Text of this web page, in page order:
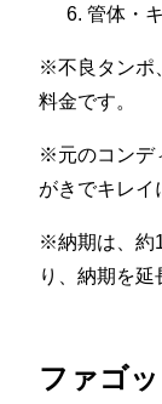
管体・
※不良タンポ
料金です。
※元のコンデ
がきでキレイ
※納期は、約
り、納期を延
ファゴ